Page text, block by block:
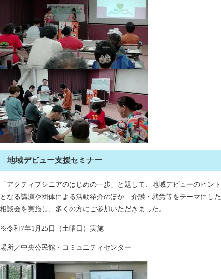
地域デビュー支援セミナー
「アクティブシニアのはじめの一歩」と題して、地域デビューのヒント
となる講演や団体による活動紹介のほか、介護・就労等をテーマにした
相談会を実施し、多くの方にご参加いただきました。
※令和7年1月25日（土曜日）実施
場所／中央公民館・コミュニティセンター